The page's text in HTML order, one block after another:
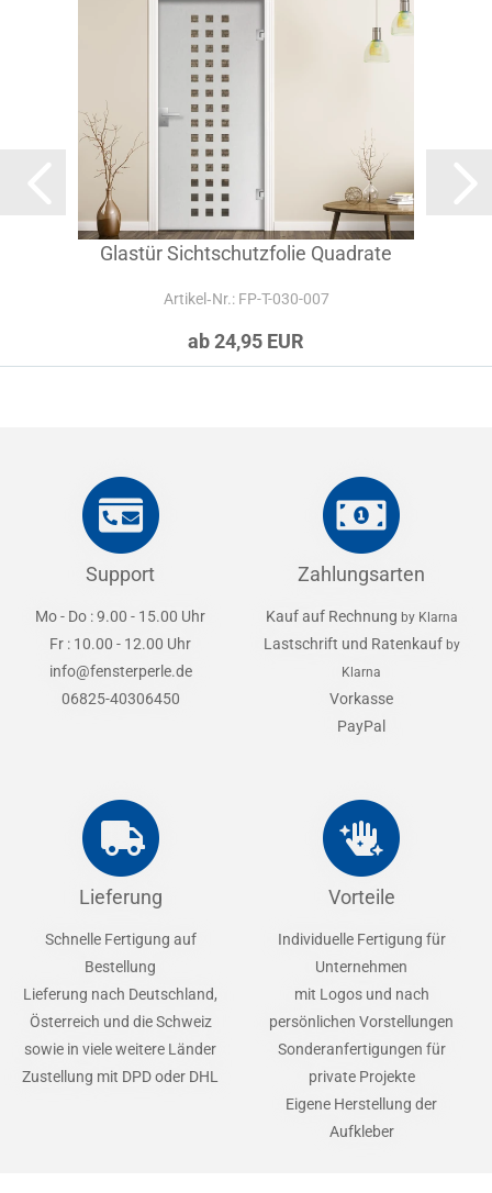
Glastür Sichtschutzfolie Quadrate
Artikel‑Nr.: FP-T-030-007
ab 24,95 EUR
Support
Mo - Do : 9.00 - 15.00 Uhr
Fr : 10.00 - 12.00 Uhr
info@fensterperle.de
06825-40306450
Zahlungsarten
Kauf auf Rechnung by Klarna
Lastschrift und Ratenkauf by
Klarna
Vorkasse
PayPal
Lieferung
Schnelle Fertigung auf
Bestellung
Lieferung nach Deutschland,
Österreich und die Schweiz
sowie in viele weitere Länder
Zustellung mit DPD oder DHL
Vorteile
Individuelle Fertigung für
Unternehmen
mit Logos und nach
persönlichen Vorstellungen
Sonderanfertigungen für
private Projekte
Eigene Herstellung der
Aufkleber